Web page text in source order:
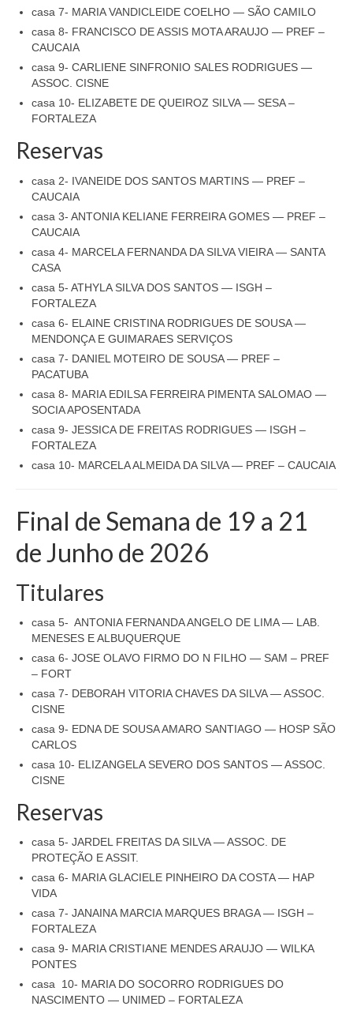
casa 7- MARIA VANDICLEIDE COELHO — SÃO CAMILO
casa 8- FRANCISCO DE ASSIS MOTA ARAUJO — PREF –
CAUCAIA
casa 9- CARLIENE SINFRONIO SALES RODRIGUES —
ASSOC. CISNE
casa 10- ELIZABETE DE QUEIROZ SILVA — SESA –
FORTALEZA
Reservas
casa 2- IVANEIDE DOS SANTOS MARTINS — PREF –
CAUCAIA
casa 3- ANTONIA KELIANE FERREIRA GOMES — PREF –
CAUCAIA
casa 4- MARCELA FERNANDA DA SILVA VIEIRA — SANTA
CASA
casa 5- ATHYLA SILVA DOS SANTOS — ISGH –
FORTALEZA
casa 6- ELAINE CRISTINA RODRIGUES DE SOUSA —
MENDONÇA E GUIMARAES SERVIÇOS
casa 7- DANIEL MOTEIRO DE SOUSA — PREF –
PACATUBA
casa 8- MARIA EDILSA FERREIRA PIMENTA SALOMAO —
SOCIA APOSENTADA
casa 9- JESSICA DE FREITAS RODRIGUES — ISGH –
FORTALEZA
casa 10- MARCELA ALMEIDA DA SILVA — PREF – CAUCAIA
Final de Semana de 19 a 21
de Junho de 2026
Titulares
casa 5- ANTONIA FERNANDA ANGELO DE LIMA — LAB.
MENESES E ALBUQUERQUE
casa 6- JOSE OLAVO FIRMO DO N FILHO — SAM – PREF
– FORT
casa 7- DEBORAH VITORIA CHAVES DA SILVA — ASSOC.
CISNE
casa 9- EDNA DE SOUSA AMARO SANTIAGO — HOSP SÃO
CARLOS
casa 10- ELIZANGELA SEVERO DOS SANTOS — ASSOC.
CISNE
Reservas
casa 5- JARDEL FREITAS DA SILVA — ASSOC. DE
PROTEÇÃO E ASSIT.
casa 6- MARIA GLACIELE PINHEIRO DA COSTA — HAP
VIDA
casa 7- JANAINA MARCIA MARQUES BRAGA — ISGH –
FORTALEZA
casa 9- MARIA CRISTIANE MENDES ARAUJO — WILKA
PONTES
casa 10- MARIA DO SOCORRO RODRIGUES DO
NASCIMENTO — UNIMED – FORTALEZA